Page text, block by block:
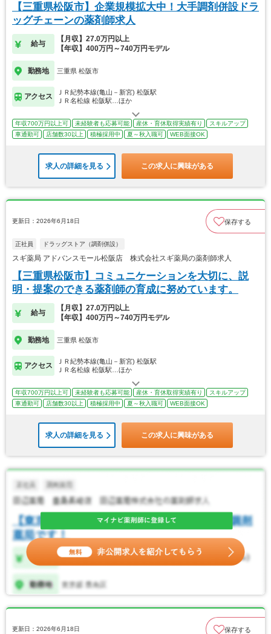
【三重県松阪市】企業規模拡大中！大手調剤併設ドラ
ッグチェーンの薬剤師求人
給与
【月収】27.0万円以上
【年収】400万円～740万円モデル
勤務地 三重県 松阪市
アクセス
ＪＲ紀勢本線(亀山－新宮) 松阪駅
ＪＲ名松線 松阪駅…ほか
年収700万円以上可 未経験者も応募可能 産休・育休取得実績有り
スキルアップ
車通勤可
店舗数30以上 積極採用中 夏～秋入職可 WEB面接OK
求人の詳細を見る この求人に興味がある
更新日：2026年6月18日 保存する
正社員 ドラッグストア（調剤併設）
スギ薬局 アドバンスモール松阪店 株式会社スギ薬局の薬剤師求人
【三重県松阪市】コミュニケーションを大切に、説
明・提案のできる薬剤師の育成に努めています。
給与
【月収】27.0万円以上
【年収】400万円～740万円モデル
勤務地 三重県 松阪市
アクセス
ＪＲ紀勢本線(亀山－新宮) 松阪駅
ＪＲ名松線 松阪駅…ほか
年収700万円以上可 未経験者も応募可能 産休・育休取得実績有り
スキルアップ
車通勤可
店舗数30以上 積極採用中 夏～秋入職可 WEB面接OK
求人の詳細を見る この求人に興味がある
更新日：2026年6月18日 保存する